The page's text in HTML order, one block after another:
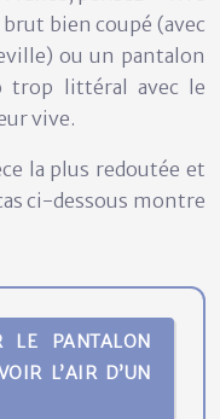
bien coupé (avec
ou un pantalon
trop littéral avec le
vive.
la plus redoutée et
ci-dessous montre
LE PANTALON
L’AIR D’UN